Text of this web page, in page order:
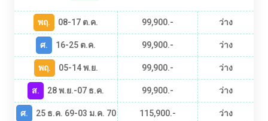
พฤ. 08-17 ต.ค. 99,900.-
ว่าง
ศ.
16-25 ต.ค. 99,900.-
ว่าง
พฤ.
05-14 พ.ย. 99,900.-
ว่าง
ส.
28 พ.ย.-07 ธ.ค. 99,900.-
ว่าง
ศ.
25 ธ.ค. 69-03 ม.ค. 70 115,900.- ว่าง